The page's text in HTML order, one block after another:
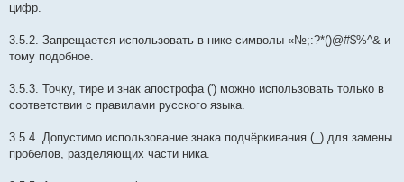
цифр.
3.5.2. Запрещается использовать в нике символы «№;:?*()@#$%^& и
тому подобное.
3.5.3. Точку, тире и знак апострофа (') можно использовать только в
соответствии с правилами русского языка.
3.5.4. Допустимо использование знака подчёркивания (_) для замены
пробелов, разделяющих части ника.